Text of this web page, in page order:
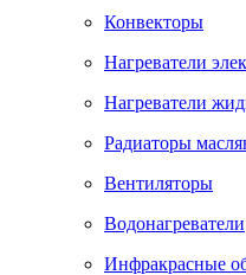
Конвекторы
Нагреватели
Нагреватели
Радиаторы
Вентиляторы
Водонагреватели
Инфракрасные